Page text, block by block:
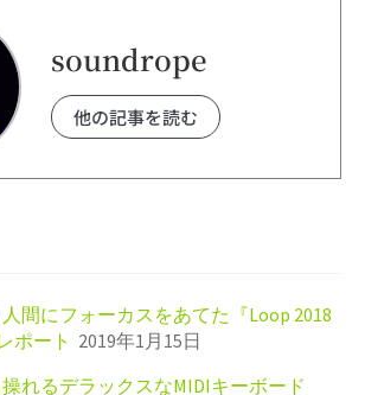
soundrope
他の記事を読む
間にフォーカスをあてた『Loop 2018
ポート 2019年1月15日
れるデラックスなMIDIキーボード